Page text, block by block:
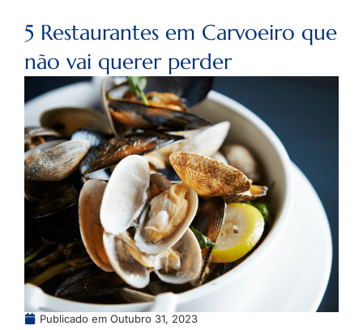
5 Restaurantes em Carvoeiro que
não vai querer perder
Publicado em Outubro 31, 2023